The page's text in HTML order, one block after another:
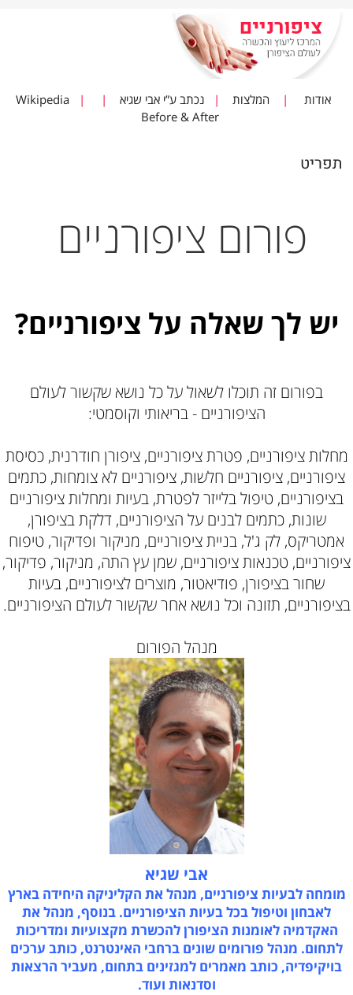
אודות | המלצות | נכתב ע”י אבי שגיא |
Wikipedia
|
Before & After
תפריט
פורום ציפורניים
יש לך שאלה על ציפורניים?
בפורום זה תוכלו לשאול על כל נושא שקשור לעולם
הציפורניים - בריאותי וקוסמטי:
מחלות ציפורניים, פטרת ציפורניים, ציפורן חודרנית, כסיסת
ציפורניים, ציפורניים חלשות, ציפורניים לא צומחות, כתמים
בציפורניים, טיפול בלייזר לפטרת, בעיות ומחלות ציפורניים
שונות, כתמים לבנים על הציפורניים, דלקת בציפורן,
אמטריקס, לק ג'ל, בניית ציפורניים, מניקור ופדיקור, טיפוח
ציפורניים, טכנאות ציפורניים, שמן עץ התה, מניקור, פדיקור,
שחור בציפורן, פודיאטור, מוצרים לציפורניים, בעיות
בציפורניים, תזונה וכל נושא אחר שקשור לעולם הציפורניים.
מנהל הפורום
אבי שגיא
מומחה לבעיות ציפורניים, מנהל את הקליניקה היחידה בארץ
לאבחון וטיפול בכל בעיות הציפורניים. בנוסף, מנהל את
האקדמיה לאומנות הציפורן להכשרת מקצועיות ומדריכות
לתחום. מנהל פורומים שונים ברחבי האינטרנט, כותב ערכים
בויקיפדיה, כותב מאמרים למגזינים בתחום, מעביר הרצאות
וסדנאות ועוד.